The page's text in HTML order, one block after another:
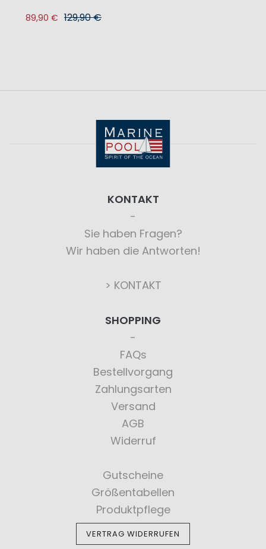
89,90 € 129,90 €
KONTAKT
Sie haben Fragen?
Wir haben die Antworten!
> KONTAKT
SHOPPING
FAQs
Bestellvorgang
Zahlungsarten
Versand
AGB
Widerruf
Gutscheine
Größentabellen
Produktpflege
VERTRAG WIDERRUFEN